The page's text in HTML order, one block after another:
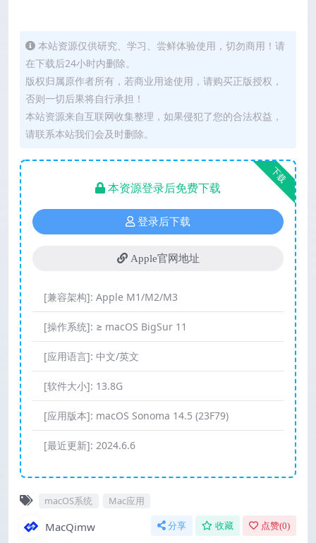
本站资源仅供研究、学习、尝鲜体验使用，切勿商用！请
在下载后24小时内删除。
版权归属原作者所有，若商业用途使用，请购买正版授权，
否则一切后果将自行承担！
本站资源来自互联网收集整理，如果侵犯了您的合法权益，
请联系本站我们会及时删除。
下载
本资源登录后免费下载
登录后下载
Apple官网地址
[兼容架构]: Apple M1/M2/M3
[操作系统]: ≥ macOS BigSur 11
[应用语言]: 中文/英文
[软件大小]: 13.8G
[应用版本]: macOS Sonoma 14.5 (23F79)
[最近更新]: 2024.6.6
macOS系统 Mac应用
MacQimw 分享 收藏 点赞(0)